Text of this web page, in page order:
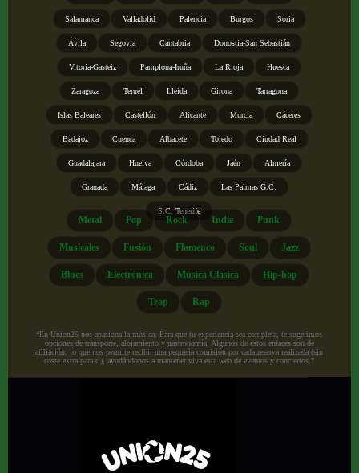
Salamanca Valladolid Palencia Burgos Soria
Ávila Segovia Cantabria Donostia-San Sebastián
Vitoria-Gasteiz Pamplona-Iruña La Rioja Huesca
Zaragoza Teruel Lleida Girona Tarragona
Islas Baleares Castellón Alicante Murcia Cáceres
Badajoz Cuenca Albacete Toledo Ciudad Real
Guadalajara Huelva Córdoba Jaén Almería
Granada Málaga Cádiz Las Palmas G.C.
S.C. Tenerife
Metal Pop Rock Indie Punk
Musicales Fusión Flamenco Soul Jazz
Blues Electrónica Música Clásica Hip-hop
Trap Rap
“En Union25 nos apasiona la música. Para que tu experiencia sea completa, te sugerimos
opciones de transporte, alojamiento y gastronomía. Algunos de estos enlaces son de
afiliación, lo que nos permite recibir una pequeña comisión por cada reserva realizada (sin
coste extra para ti), ayudándonos a mantener viva esta web de eventos y conciertos.”